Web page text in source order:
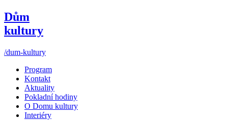
Dům
kultury
/dum-kultury
Program
Kontakt
Aktuality
Pokladní hodiny
O Domu kultury
Interiéry